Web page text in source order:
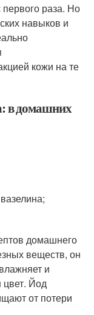
раза. Но
навыков и
кожи на те
в домашних
домашнего
веществ, он
и
цвет. Йод
от потери